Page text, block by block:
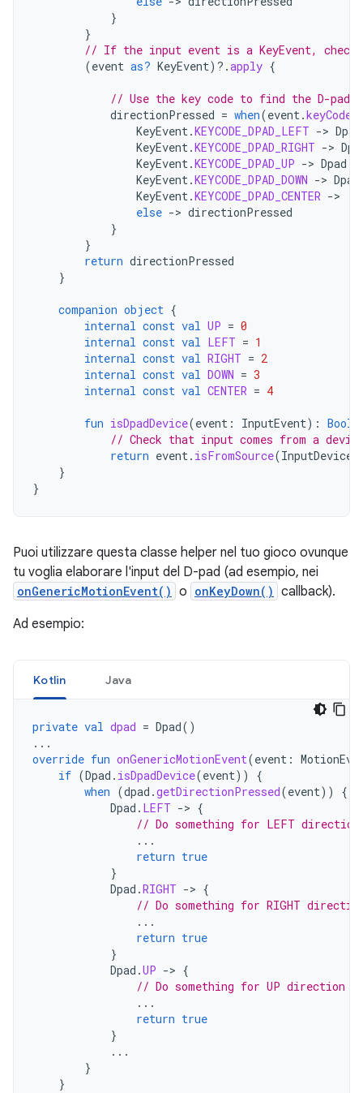
}
}
// If the input event is a KeyEvent, check
(event as? KeyEvent) ?.apply {
// Use the key code to find the D-pad
directionPressed = when(event.keyCode
KeyEvent.KEYCODE_DPAD_LEFT -> Dpad
KeyEvent.KEYCODE_DPAD_RIGHT ->
KeyEvent.KEYCODE_DPAD_UP -> Dpad
KeyEvent.KEYCODE_DPAD_DOWN -> Dpad
KeyEvent.KEYCODE_DPAD_CENTER ->
else -> directionPressed
}
}
return directionPressed
}
companion object {
internal const val UP = 0
internal const val LEFT = 1
internal const val RIGHT = 2
internal const val DOWN = 3
internal const val CENTER = 4
fun isDpadDevice(event : InputEvent):
// Check that input comes from a
return event. isFromSource(InputDevice
}
}
Puoi utilizzare questa classe helper nel tuo gioco ovunque
tu voglia elaborare l'input del D-pad (ad esempio, nei
onGenericMotionEvent() o onKeyDown() callback).
Ad esempio:
Kotlin Java
private val dpad = Dpad()
...
override fun onGenericMotionEvent(event :
if (Dpad . isDpadDevice(event))
{
when (dpad .getDirectionPressed(event))
{
Dpad . LEFT -> {
// Do something for LEFT direction
...
return true
}
Dpad .RIGHT -> {
// Do something for RIGHT
...
return true
}
Dpad .UP -> {
// Do something for UP direction
...
return true
}
...
}
}